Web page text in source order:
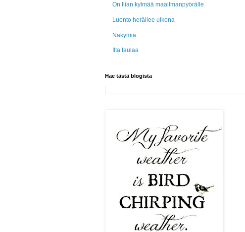
On liian kylmää maailmanpyörälle
Luonto heräilee ulkona
Näkymiä
Ilta laulaa
Hae tästä blogista